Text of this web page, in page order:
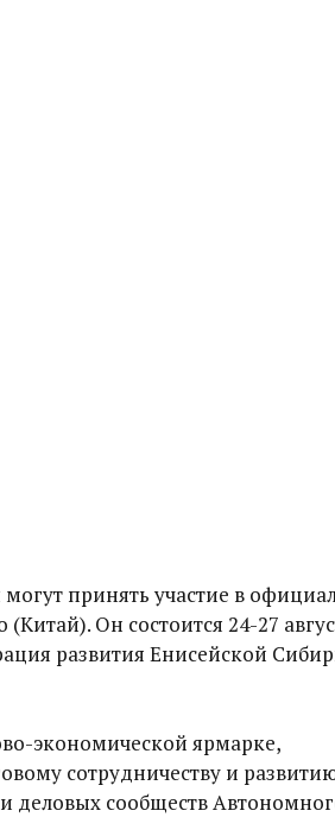
принять участие в
Он состоится 24-27
развития Енисейской
экономической ярмарке,
сотрудничеству и
деловых сообществ